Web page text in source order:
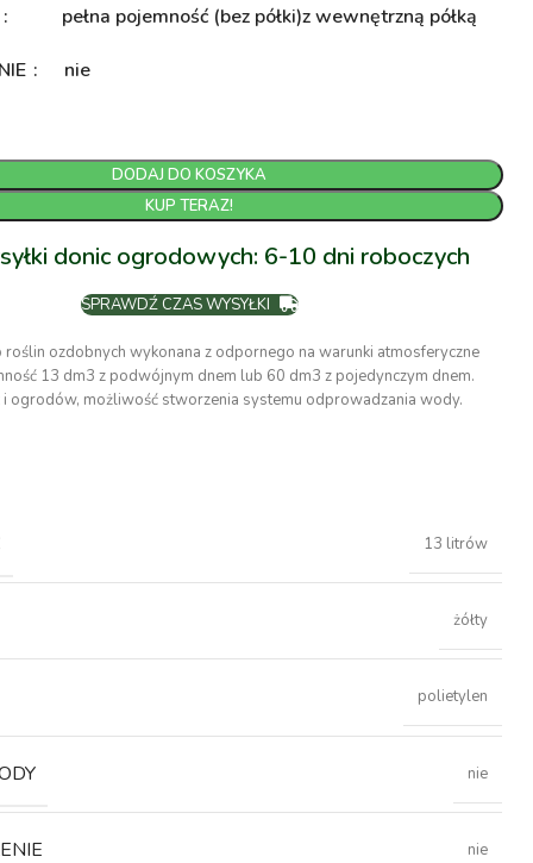
pełna pojemność (bez półki)z wewnętrzną półką
nie
DODAJ DO KOSZYKA
KUP TERAZ!
donic ogrodowych: 6-10 dni roboczych
SPRAWDŹ CZAS WYSYŁKI
roślin ozdobnych wykonana z odpornego na warunki atmosferyczne
13 dm3 z podwójnym dnem lub 60 dm3 z pojedynczym dnem.
i ogrodów, możliwość stworzenia systemu odprowadzania wody.
13 litrów
żółty
polietylen
nie
nie